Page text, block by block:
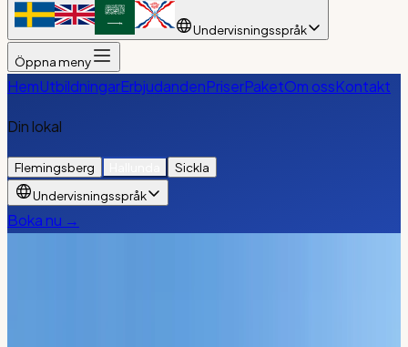
Undervisningsspråk
Öppna meny
HemUtbildningarErbjudandenPriserPaketOm ossKontakt
Din lokal
Flemingsberg
Sickla
Undervisningsspråk
Boka nu →